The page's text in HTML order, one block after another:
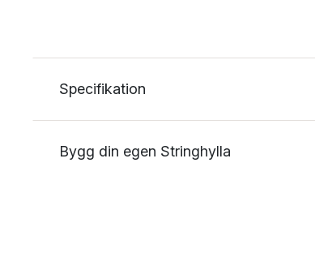
Specifikation
Bygg din egen Stringhylla